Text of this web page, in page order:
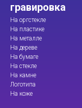
гравировка
На оргстекле
На пластике
На металле
На дереве
На бумаге
На стекле
На камне
Логотипа
На коже